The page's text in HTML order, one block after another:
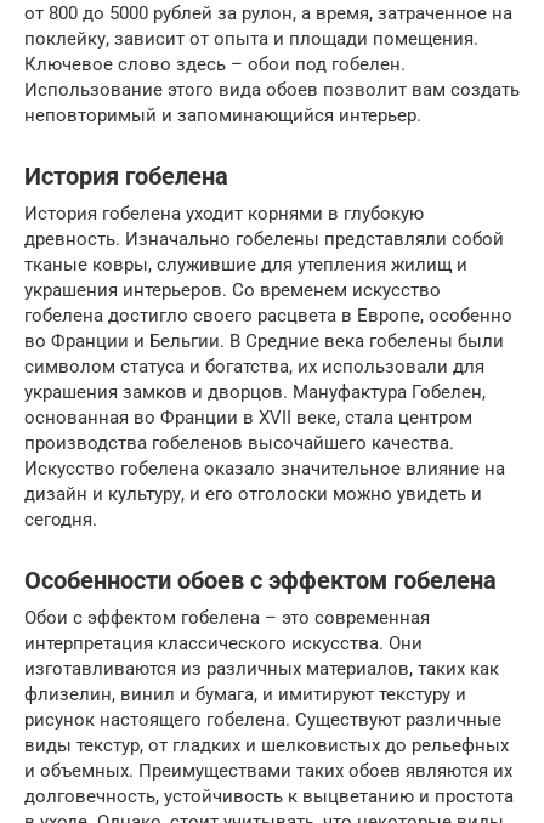
от 800 до 5000 рублей за рулон, а время, затраченное на
поклейку, зависит от опыта и площади помещения.
Ключевое слово здесь – обои под гобелен.
Использование этого вида обоев позволит вам создать
неповторимый и запоминающийся интерьер.
История гобелена
История гобелена уходит корнями в глубокую
древность. Изначально гобелены представляли собой
тканые ковры, служившие для утепления жилищ и
украшения интерьеров. Со временем искусство
гобелена достигло своего расцвета в Европе, особенно
во Франции и Бельгии. В Средние века гобелены были
символом статуса и богатства, их использовали для
украшения замков и дворцов. Мануфактура Гобелен,
основанная во Франции в XVII веке, стала центром
производства гобеленов высочайшего качества.
Искусство гобелена оказало значительное влияние на
дизайн и культуру, и его отголоски можно увидеть и
сегодня.
Особенности обоев с эффектом гобелена
Обои с эффектом гобелена – это современная
интерпретация классического искусства. Они
изготавливаются из различных материалов, таких как
флизелин, винил и бумага, и имитируют текстуру и
рисунок настоящего гобелена. Существуют различные
виды текстур, от гладких и шелковистых до рельефных
и объемных. Преимуществами таких обоев являются их
долговечность, устойчивость к выцветанию и простота